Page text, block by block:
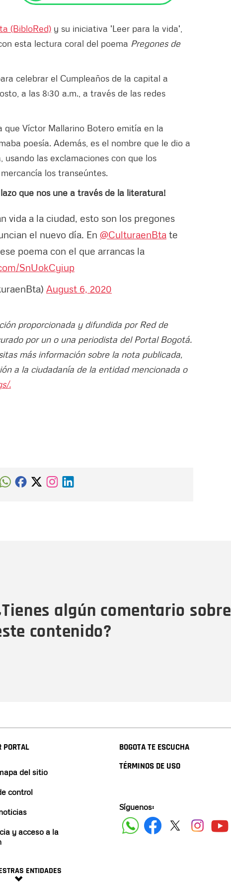
(BibloRed) y su iniciativa 'Leer para la vida',
esta lectura coral del poema Pregones de
celebrar el Cumpleaños de la capital a
a las 8:30 a.m., a través de las redes
que Víctor Mallarino Botero emitía en la
poesía. Además, es el nombre que le dio a
las exclamaciones con que los
los transeúntes.
que nos une a través de la literatura!
vida a la ciudad, esto son los pregones
el nuevo día. En @CulturaenBta te
poema con el que arrancas la
SnUokCyiup
August 6, 2020
proporcionada y difundida por Red de
por un o una periodista del Portal Bogotá.
más información sobre la nota publicada,
a la ciudadanía de la entidad mencionada o
.
algún comentario sobre
contenido?
PORTAL
del sitio
control
y acceso a la
ENTIDADES
BOGOTA TE ESCUCHA
TÉRMINOS DE USO
Síguenos: